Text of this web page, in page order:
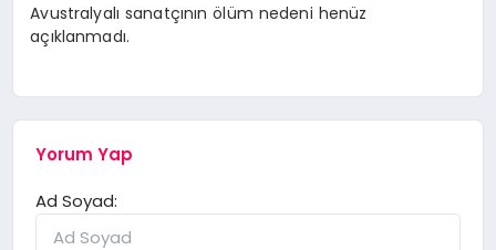
Avustralyalı sanatçının ölüm nedeni henüz
açıklanmadı.
Yorum Yap
Ad Soyad: